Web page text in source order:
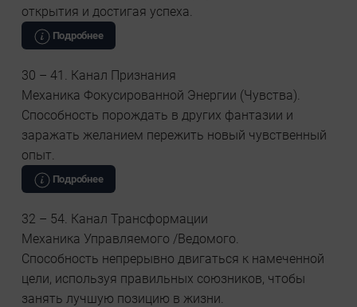
открытия и достигая успеха.
Подробнее
30 – 41. Канал Признания
Механика Фокусированной Энергии (Чувства).
Способность порождать в других фантазии и
заражать желанием пережить новый чувственный
опыт.
Подробнее
32 – 54. Канал Трансформации
Механика Управляемого /Ведомого.
Способность непрерывно двигаться к намеченной
цели, используя правильных союзников, чтобы
занять лучшую позицию в жизни.